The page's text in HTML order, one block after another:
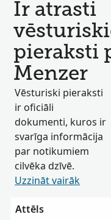
Ir atrasti
pieraksti
Menzer
Vēsturiski pieraksti
ir oficiāli
dokumenti, kuros ir
svarīga informācija
par notikumiem
cilvēka dzīvē.
Uzzināt vairāk
Attēls